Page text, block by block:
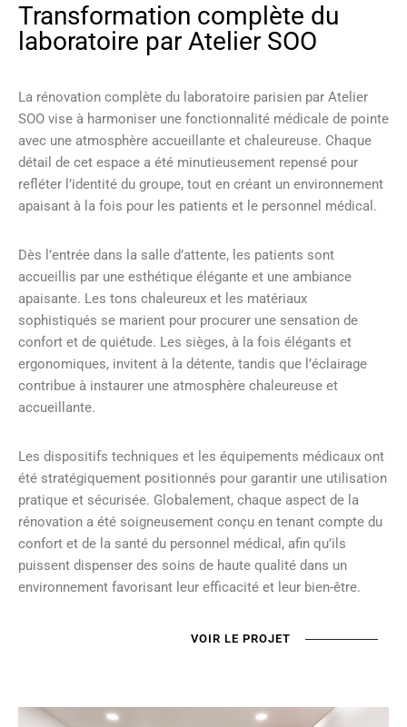
Transformation complète du
laboratoire par Atelier SOO
La rénovation complète du laboratoire parisien par Atelier
SOO vise à harmoniser une fonctionnalité médicale de pointe
avec une atmosphère accueillante et chaleureuse. Chaque
détail de cet espace a été minutieusement repensé pour
refléter l’identité du groupe, tout en créant un environnement
apaisant à la fois pour les patients et le personnel médical.
Dès l’entrée dans la salle d’attente, les patients sont
accueillis par une esthétique élégante et une ambiance
apaisante. Les tons chaleureux et les matériaux
sophistiqués se marient pour procurer une sensation de
confort et de quiétude. Les sièges, à la fois élégants et
ergonomiques, invitent à la détente, tandis que l’éclairage
contribue à instaurer une atmosphère chaleureuse et
accueillante.
Les dispositifs techniques et les équipements médicaux ont
été stratégiquement positionnés pour garantir une utilisation
pratique et sécurisée. Globalement, chaque aspect de la
rénovation a été soigneusement conçu en tenant compte du
confort et de la santé du personnel médical, afin qu’ils
puissent dispenser des soins de haute qualité dans un
environnement favorisant leur efficacité et leur bien-être.
VOIR LE PROJET